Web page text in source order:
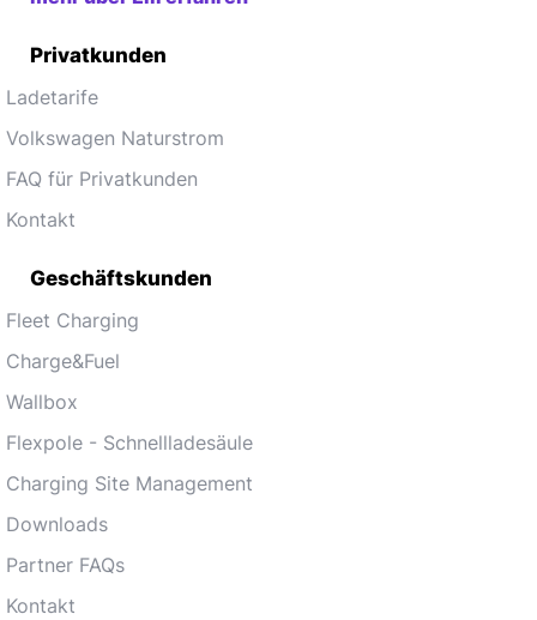
Privatkunden
Ladetarife
Volkswagen Naturstrom
FAQ für Privatkunden
Kontakt
Geschäftskunden
Fleet Charging
Charge&Fuel
Wallbox
Flexpole - Schnellladesäule
Charging Site Management
Downloads
Partner FAQs
Kontakt